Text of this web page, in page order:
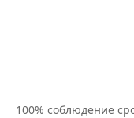
100% соблюдение